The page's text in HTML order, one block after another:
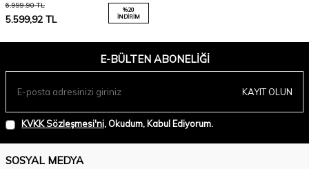
6.999,90TL
5.599,92 TL
%20
İNDIRIM
E-BÜLTEN ABONELIĞI
KAYIT OLUN
KVKK Sözleşmesi'ni, Okudum, Kabul Ediyorum.
SOSYAL MEDYA